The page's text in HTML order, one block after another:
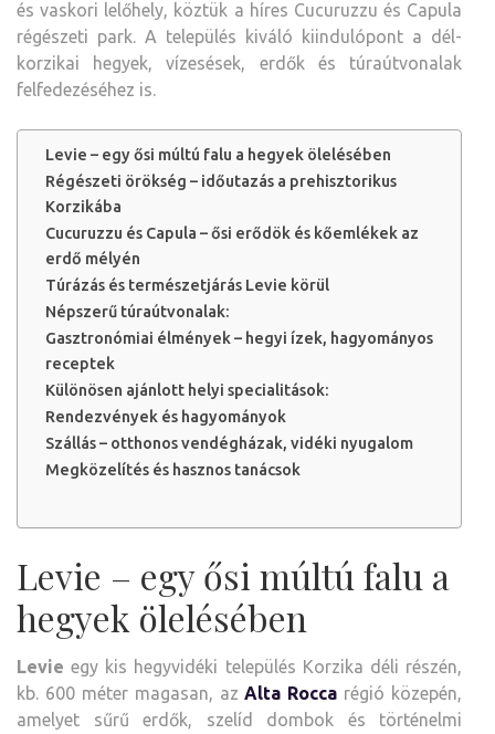
és vaskori lelőhely, köztük a híres Cucuruzzu és Capula
régészeti park. A település kiváló kiindulópont a dél-
korzikai hegyek, vízesések, erdők és túraútvonalak
felfedezéséhez is.
Levie – egy ősi múltú falu a hegyek ölelésében
Régészeti örökség – időutazás a prehisztorikus
Korzikába
Cucuruzzu és Capula – ősi erődök és kőemlékek az
erdő mélyén
Túrázás és természetjárás Levie körül
Népszerű túraútvonalak:
Gasztronómiai élmények – hegyi ízek, hagyományos
receptek
Különösen ajánlott helyi specialitások:
Rendezvények és hagyományok
Szállás – otthonos vendégházak, vidéki nyugalom
Megközelítés és hasznos tanácsok
Levie – egy ősi múltú falu a
hegyek ölelésében
Levie egy kis hegyvidéki település Korzika déli részén,
kb. 600 méter magasan, azAlta Rocca régió közepén,
amelyet sűrű erdők, szelíd dombok és történelmi